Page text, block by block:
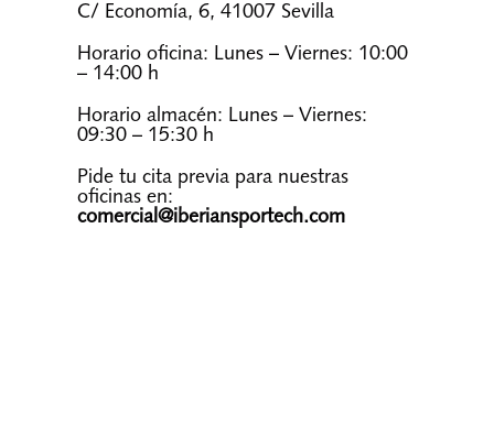
C/ Economía, 6, 41007 Sevilla
Horario oficina: Lunes – Viernes: 10:00
– 14:00 h
Horario almacén: Lunes – Viernes:
09:30 – 15:30 h
Pide tu cita previa para nuestras
oficinas en:
comercial@iberiansportech.com